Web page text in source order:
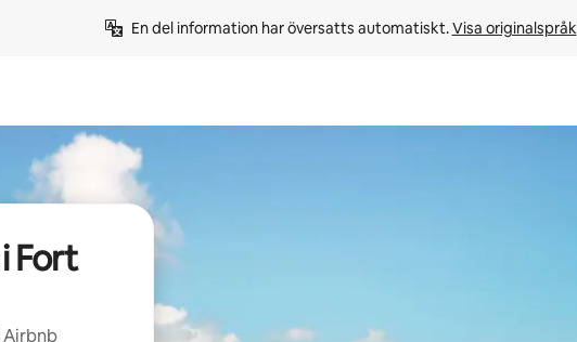
En del information har översatts automatiskt. Visa originalspråk
Fort
Airbnb